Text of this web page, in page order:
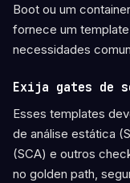
Boot ou um
fornece um
necessidades
Exija gates de
Esses templates
de análise estática
(SCA) e outros
no golden path,